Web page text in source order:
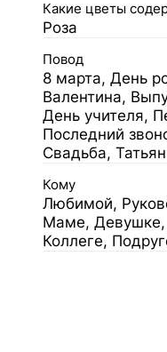
Какие цветы
Роза
Повод
8 марта, День
Валентина,
День учителя,
Последний
Свадьба,
Кому
Любимой,
Маме,
Коллеге,